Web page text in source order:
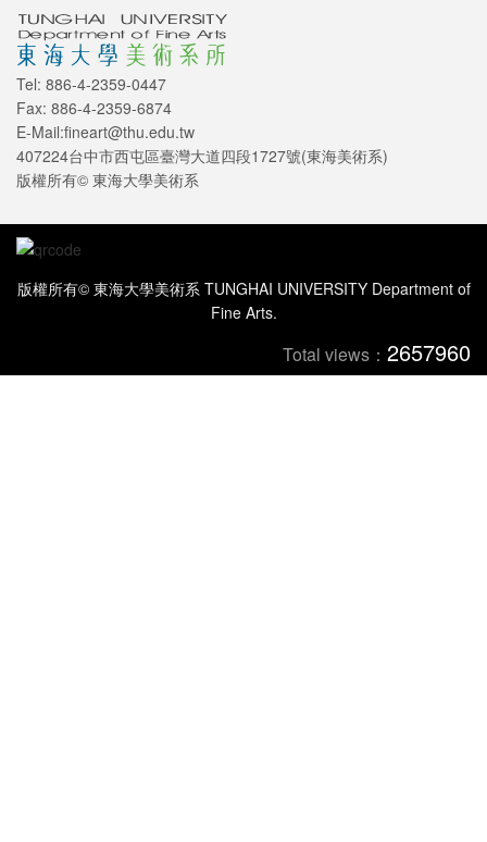
Tel: 886-4-2359-0447
Fax: 886-4-2359-6874
E-Mail:fineart@thu.edu.tw
407224台中市西屯區臺灣大道四段1727號(東海美術系)
版權所有© 東海大學美術系
版權所有© 東海大學美術系 TUNGHAI UNIVERSITY Department of
Fine Arts.
Total views： 2657960